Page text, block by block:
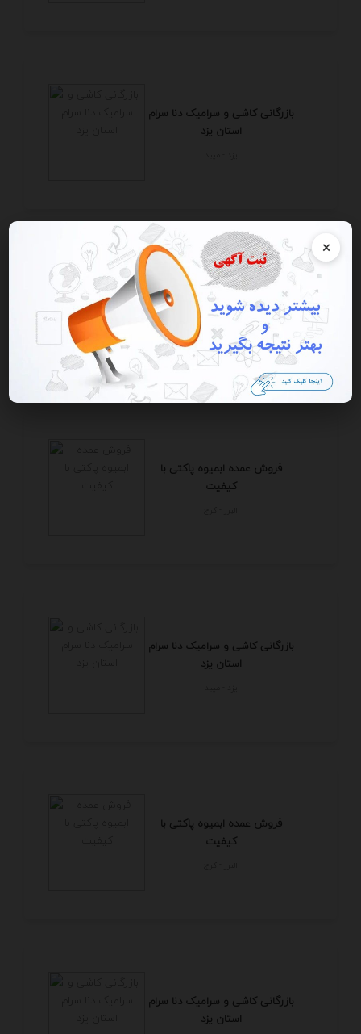
×
بازرگانی کاشی و سرامیک دنا سرام
استان یزد
بازرگانی کاشی و سرامیک دنا سرام
استان یزد
يزد - ميبد
فروش عمده ابمیوه پاکتی با
کیفیت
بازرگانی کاشی و سرامیک دنا سرام
استان یزد
فروش عمده ابمیوه پاکتی با
کیفیت
بازرگانی کاشی و سرامیک دنا سرام
استان یزد